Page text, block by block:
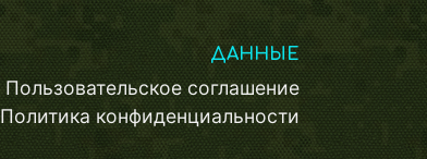
ДАННЫЕ
Пользовательское соглашение
Политика конфиденциальности